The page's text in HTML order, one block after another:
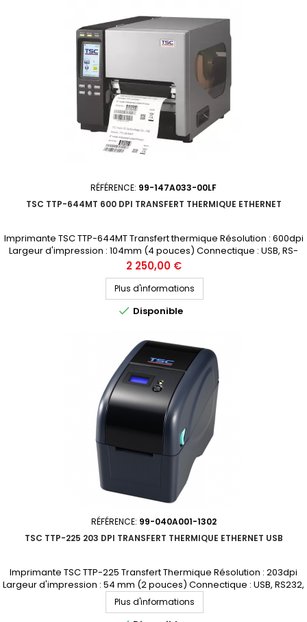
RÉFÉRENCE: 99-147A033-00LF
TSC TTP-644MT 600 DPI TRANSFERT THERMIQUE ETHERNET
Imprimante TSC TTP-644MT Transfert thermique Résolution : 600dpi
Largeur d'impression : 104mm (4 pouces) Connectique : USB, RS-
232, Parallèle, Ethernet Prix public (avant remise) : 2250€ HT
Demandez votre devis personnalisé
Prix
2 250,00 €
Plus d'informations
 Disponible
RÉFÉRENCE: 99-040A001-1302
TSC TTP-225 203 DPI TRANSFERT THERMIQUE ETHERNET USB
Imprimante TSC TTP-225 Transfert Thermique Résolution : 203dpi
Largeur d'impression : 54 mm (2 pouces) Connectique : USB, RS232,
Ethernet Demandez votre devis personnalisé
Plus d'informations